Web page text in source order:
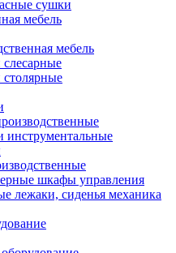
сушки
мебель
мебель
слесарные
столярные
инструментальные
шкафы управления
лежаки, сиденья механика